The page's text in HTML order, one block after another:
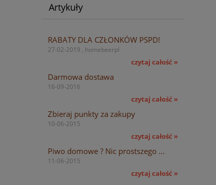
Artykuły
RABATY DLA CZŁONKÓW PSPD!
27-02-2019 , homebeerpl
czytaj całość »
Darmowa dostawa
16-09-2016
czytaj całość »
Zbieraj punkty za zakupy
10-06-2015
czytaj całość »
Piwo domowe ? Nic prostszego ...
11-06-2015
czytaj całość »